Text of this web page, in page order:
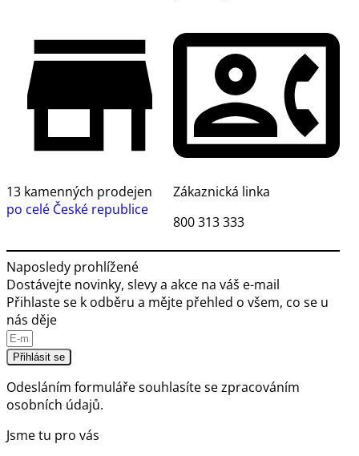
13 kamenných prodejen
po celé České republice
Zákaznická linka
800 313 333
Naposledy prohlížené
Dostávejte novinky, slevy a akce na váš e-mail
Přihlaste se k odběru a mějte přehled o všem, co se u
nás děje
Přihlásit se
Odesláním formuláře souhlasíte sezpracováním
osobních údajů.
Jsme tu pro vás